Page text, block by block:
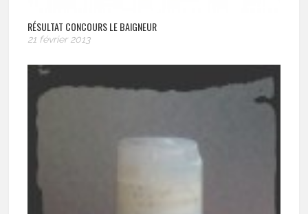
RÉSULTAT CONCOURS LE BAIGNEUR
21 février 2013